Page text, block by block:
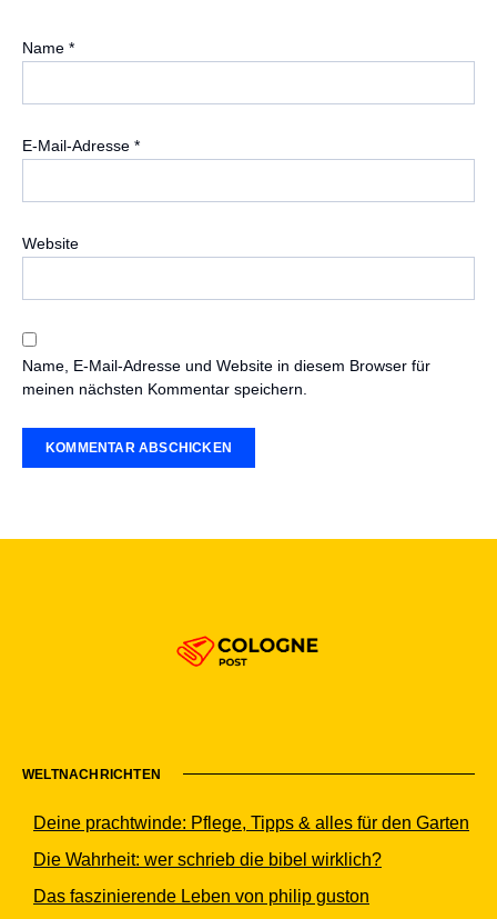
Name *
E-Mail-Adresse *
Website
Name, E-Mail-Adresse und Website in diesem Browser für
meinen nächsten Kommentar speichern.
WELTNACHRICHTEN
Deine prachtwinde: Pflege, Tipps & alles für den Garten
Die Wahrheit: wer schrieb die bibel wirklich?
Das faszinierende Leben von philip guston